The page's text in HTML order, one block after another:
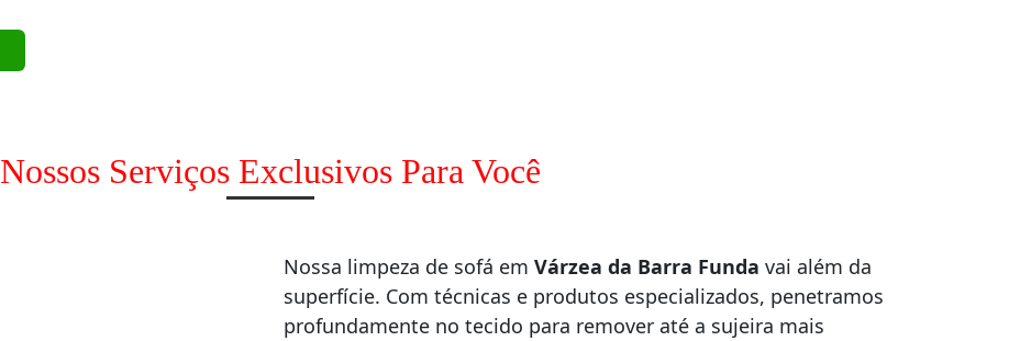
Nossos Serviços Exclusivos Para Você
Nossa limpeza de sofá em Várzea da Barra Funda vai além da
superfície. Com técnicas e produtos especializados, penetramos
profundamente no tecido para remover até a sujeira mais